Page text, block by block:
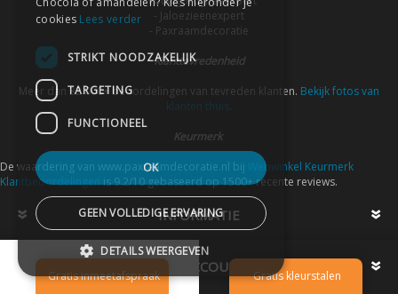
- Jaloezieenexpert
- Paxraamdecoratie
Klanttevredenheid
Meer dan 32.000+ beoordelingen van tevreden klanten. Bekijk fotos van
klanten thuis .
Keurmerk
De waardering van www.paxraamdecoratie.nl bij Webwinkel Keurmerk
Klantbeoordelingenis 9.2/10 gebaseerd op 1500+ recente reviews.
INFORMATIE
MIJN ACCOUNT
DUTCH
cookies Lees verder
STRIKT NOODZAKELIJK
TARGETING
FUNCTIONEEL
OK
GEEN VOLLEDIGE ERVARING
DETAILS WEERGEVEN